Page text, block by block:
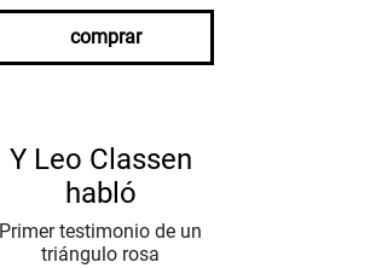
comprar
Y Leo Classen
habló
Primer testimonio de un
triángulo rosa